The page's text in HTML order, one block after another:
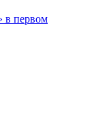
в первом